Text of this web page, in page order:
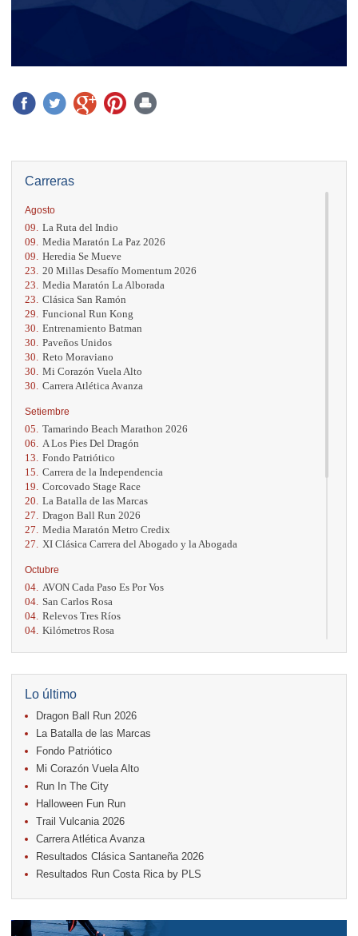
Carreras
Agosto
09. La Ruta del Indio
09. Media Maratón La Paz 2026
09. Heredia Se Mueve
23. 20 Millas Desafío Momentum 2026
23. Media Maratón La Alborada
23. Clásica San Ramón
29. Funcional Run Kong
30. Entrenamiento Batman
30. Paveños Unidos
30. Reto Moraviano
30. Mi Corazón Vuela Alto
30. Carrera Atlética Avanza
Setiembre
05. Tamarindo Beach Marathon 2026
06.
A Los Pies Del Dragón
13. Fondo Patriótico
15. Carrera de la Independencia
19. Corcovado Stage Race
20. La Batalla de las Marcas
27. Dragon Ball Run 2026
27. Media Maratón Metro Credix
27.
XI Clásica Carrera del Abogado y la Abogada
Octubre
04. AVON Cada Paso Es Por Vos
04. San Carlos Rosa
04. Relevos Tres Ríos
04. Kilómetros Rosa
18. Casa Turire Trail Run
18.
Warriors Run Circuit
18. Samsung Jacó Beach Half Marathon 2026
25. KRun by Under Armour
25. Run Alajuela
31.
Halloween Fun Run
Noviembre
08. Lindora Run
15. Entre Pan y Rosas
Diciembre
06. Trail Vulcania 2026
12. Media Maratón Puntarenas 2026
Lo último
Dragon Ball Run 2026
La Batalla de las Marcas
Fondo Patriótico
Mi Corazón Vuela Alto
Run In The City
Halloween Fun Run
Trail Vulcania 2026
Carrera Atlética Avanza
Resultados Clásica Santaneña 2026
Resultados Run Costa Rica by PLS